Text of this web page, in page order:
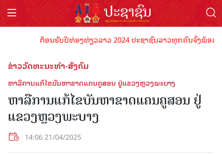
ຕ້ອນຮັບປີທ່ອງທ່ຽວລາວ 2024 ປະຊາຊົນລາວທຸກຄົນຈົ່ງພ້ອມເ
ຂ່າວວັດທະນະທຳ-ສັງຄົມ
ຫາລືການແກ້ໄຂບັນຫາຂາດແຄນຄູສອນ ຢູ່ແຂວງຫຼວງພະບາງ
ຫາລືການແກ້ໄຂບັນຫາຂາດແຄນຄູສອນ ຢູ່
ແຂວງຫຼວງພະບາງ
14:06 21/04/2025